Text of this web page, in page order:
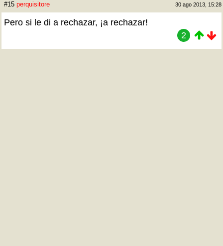
#15 perquisitore 30 ago 2013, 15:28
Pero si le di a rechazar, ¡a rechazar!
2